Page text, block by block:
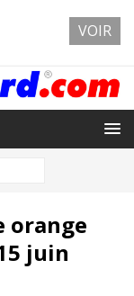
orange
juin
VOIR